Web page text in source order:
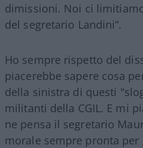
dimissioni. Noi ci
del segretario Landini“.
Ho sempre rispetto del
piacerebbe sapere cosa
della sinistra di questi
militanti della CGIL. E mi
ne pensa il segretario
morale sempre pronta per